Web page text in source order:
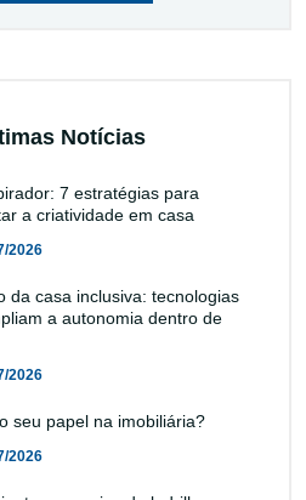
Notícias
7 estratégias para
a criatividade em casa
2026
da casa inclusiva: tecnologias
a autonomia dentro de
2026
seu papel na imobiliária?
2026